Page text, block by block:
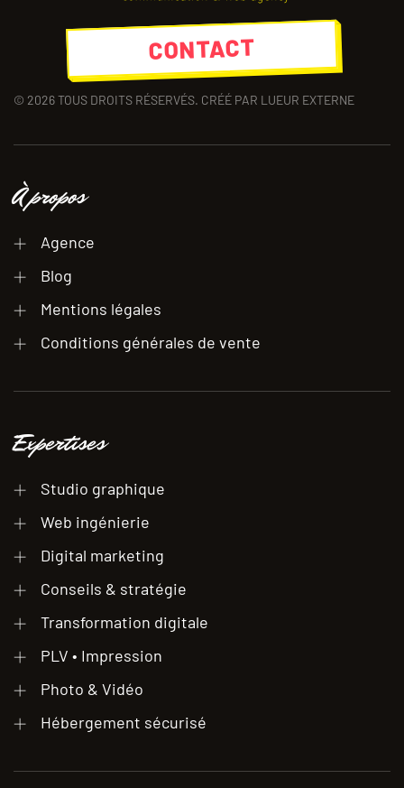
CONTACT
© 2026TOUS DROITS RÉSERVÉS. CRÉÉ PAR LUEUR EXTERNE
À propos
Agence
Blog
Mentions légales
Conditions générales de vente
Expertises
Studio graphique
Web ingénierie
Digital marketing
Conseils & stratégie
Transformation digitale
PLV • Impression
Photo & Vidéo
Hébergement sécurisé